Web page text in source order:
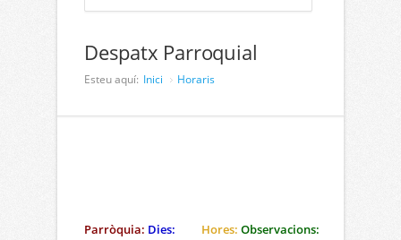
Despatx Parroquial
Esteu aquí: Inici Horaris
Parròquia: Dies: Hores: Observacions: